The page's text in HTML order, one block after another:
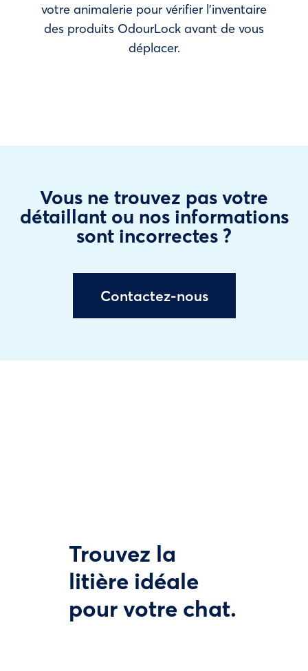
votre animalerie pour vérifier l’inventaire
des produits OdourLock avant de vous
déplacer.
Vous ne trouvez pas votre
détaillant ou nos informations
sont incorrectes ?
Contactez-nous
Trouvez la
litière idéale
pour votre chat.